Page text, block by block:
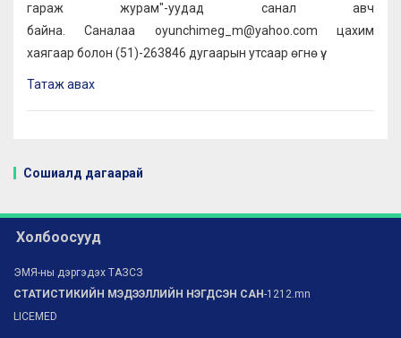
гараж журам"-уудад санал авч
байна. Саналаа oyunchimeg_m@yahoo.com цахим
хаягаар болон (51)-263846 дугаарын утсаар өгнө үү.
Татаж авах
Сошиалд дагаарай
Холбоосууд
ЭМЯ-ны дэргэдэх ТАЗСЗ
СТАТИСТИКИЙН МЭДЭЭЛЛИЙН НЭГДСЭН САН-1212.mn
LICEMED